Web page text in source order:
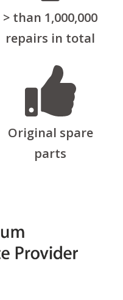
> than 1,000,000
repairs in total
Original spare
parts